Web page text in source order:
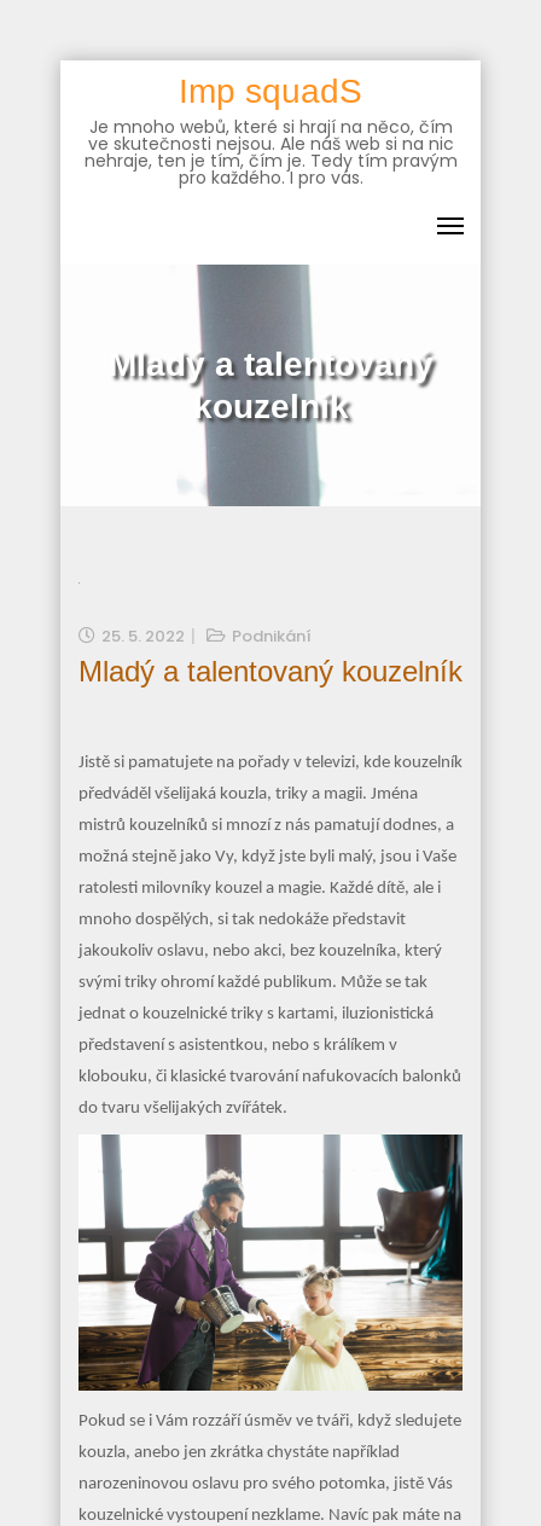
content
Imp squadS
Je mnoho webů, které si hrají na něco, čím
ve skutečnosti nejsou. Ale náš web si na nic
nehraje, ten je tím, čím je. Tedy tím pravým
pro každého. I pro vás.
Mladý a talentovaný
kouzelník
25. 5. 2022 Podnikání
Mladý a talentovaný kouzelník
Jistě si pamatujete na pořady v televizi, kde kouzelník
předváděl všelijaká kouzla, triky a magii. Jména
mistrů kouzelníků si mnozí z nás pamatují dodnes, a
možná stejně jako Vy, když jste byli malý, jsou i Vaše
ratolesti milovníky kouzel a magie. Každé dítě, ale i
mnoho dospělých, si tak nedokáže představit
jakoukoliv oslavu, nebo akci, bez kouzelníka, který
svými triky ohromí každé publikum. Může se tak
jednat o kouzelnické triky s kartami, iluzionistická
představení s asistentkou, nebo s králíkem v
klobouku, či klasické tvarování nafukovacích balonků
do tvaru všelijakých zvířátek.
Pokud se i Vám rozzáří úsměv ve tváři, když sledujete
kouzla, anebo jen zkrátka chystáte například
narozeninovou oslavu pro svého potomka, jistě Vás
kouzelnické vystoupení nezklame. Navíc pak máte na